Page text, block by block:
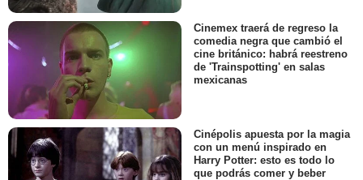
Cinemex traerá de regreso la
comedia negra que cambió el
cine británico: habrá reestreno
de 'Trainspotting' en salas
mexicanas
Cinépolis apuesta por la magia
con un menú inspirado en
Harry Potter: esto es todo lo
que podrás comer y beber